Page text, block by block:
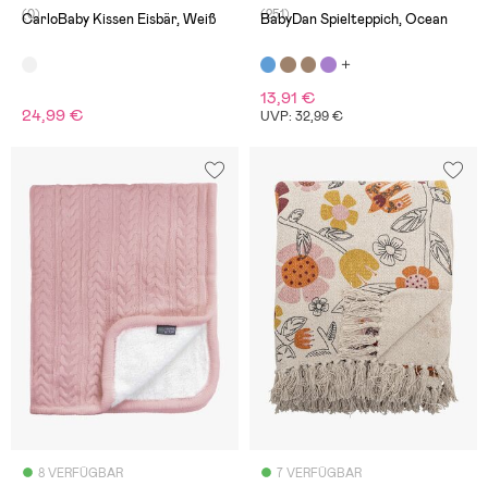
(0)
CarloBaby Kissen Eisbär, Weiß
24,99 €
(251)
BabyDan Spielteppich, Ocean
13,91 €
UVP: 32,99 €
8 VERFÜGBAR 7 VERFÜGBAR